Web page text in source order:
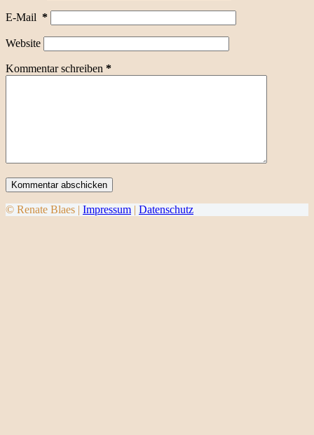
E-Mail *
Website
Kommentar schreiben *
Kommentar abschicken
© Renate Blaes | Impressum | Datenschutz